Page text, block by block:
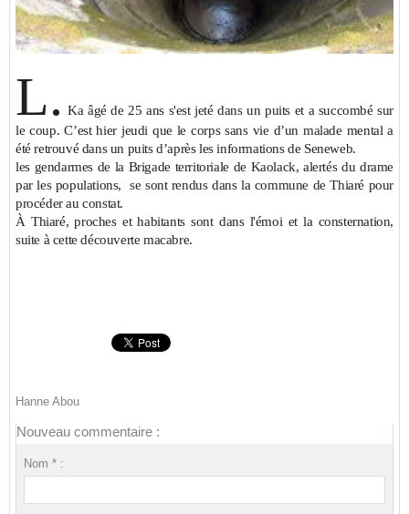
L. Ka âgé de 25 ans s'est jeté dans un puits et a succombé sur
le coup. C’est hier jeudi que le corps sans vie d’un malade mental a
été retrouvé dans un puits d’après les informations de Seneweb.
les gendarmes de la Brigade territoriale de Kaolack, alertés du drame
par les populations, se sont rendus dans la commune de Thiaré pour
procéder au constat.
À Thiaré, proches et habitants sont dans l'émoi et la consternation,
suite à cette découverte macabre.
Hanne Abou
Nouveau commentaire :
Nom * :